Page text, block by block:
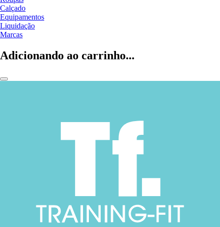
Calçado
Equipamentos
Liquidação
Marcas
Adicionando ao carrinho...